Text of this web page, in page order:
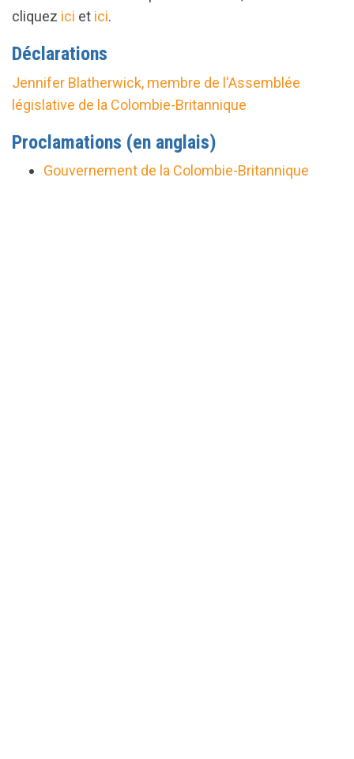
cliquez ici et ici.
url="https://assets.nationbuilder.com/cbrc/pages/
Spirit_Celebration_and_Awareness_Day_2025.pdf?
1742482530
Déclarations
Jennifer Blatherwick, membre de l'Assemblée
législative de la Colombie-Britannique
Proclamations (en anglais)
Gouvernement de la Colombie-Britannique